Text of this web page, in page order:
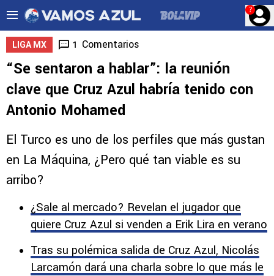
?
LIGA MX 1 Comentarios
“Se sentaron a hablar”: la reunión
clave que Cruz Azul habría tenido con
Antonio Mohamed
El Turco es uno de los perfiles que más gustan
en La Máquina, ¿Pero qué tan viable es su
arribo?
¿Sale al mercado? Revelan el jugador que
quiere Cruz Azul si venden a Erik Lira en verano
Tras su polémica salida de Cruz Azul, Nicolás
Larcamón dará una charla sobre lo que más le